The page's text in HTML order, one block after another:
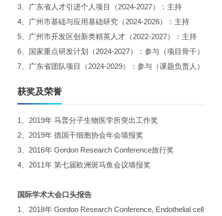
3、广东省人才引进个人项目（2024-2027）：主持
4、广州市基础与应用基础研究（2024-2026）：主持
5、广州市开发区创新类精英人才（2022-2027）：主持
6、国家重点研发计划（2024-2027）：参与（项目骨干）
7、广东省团队项目（2024-2029）：参与（课题负责人）
获奖及荣誉
1 2019年 马普分子生物医学所突出工作奖
2
2019年 德国干细胞协会年会墙报奖
3
2016年 Gordon Research Conference旅行奖
4
2011年 第七届欧洲斑马鱼会议墙报奖
国际学术大会口头报告
1
2018年 Gordon Research Conference, Endothelial cell